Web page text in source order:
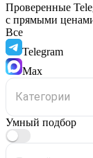
Проверенные
с прямыми
Все
Telegram
Max
Умный подбор